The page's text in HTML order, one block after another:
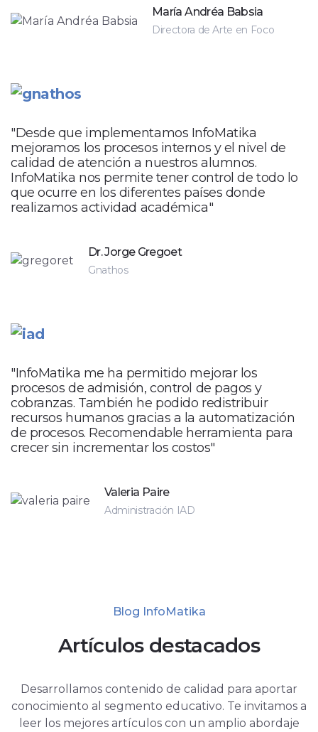
María Andréa Babsia
Directora de Arte en Foco
"Desde que implementamos InfoMatika
mejoramos los procesos internos y el nivel de
calidad de atención a nuestros alumnos.
InfoMatika nos permite tener control de todo lo
que ocurre en los diferentes países donde
realizamos actividad académica"
Dr. Jorge Gregoet
Gnathos
"InfoMatika me ha permitido mejorar los
procesos de admisión, control de pagos y
cobranzas. También he podido redistribuir
recursos humanos gracias a la automatización
de procesos. Recomendable herramienta para
crecer sin incrementar los costos"
Valeria Paire
Administración IAD
Blog InfoMatika
Artículos destacados
Desarrollamos contenido de calidad para aportar
conocimiento al segmento educativo. Te invitamos a
leer los mejores artículos con un amplio abordaje